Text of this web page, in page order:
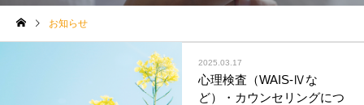
お知らせ
2025.03.17
心理検査（WAIS-Ⅳな
ど）・カウンセリングにつ